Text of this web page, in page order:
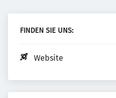
FINDEN SIE UNS:
Website